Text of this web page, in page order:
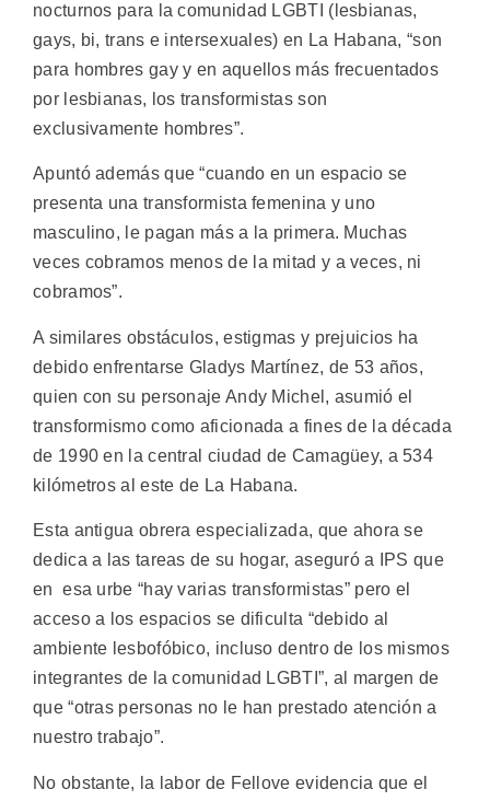
nocturnos para la comunidad LGBTI (lesbianas,
gays, bi, trans e intersexuales) en La Habana, “son
para hombres gay y en aquellos más frecuentados
por lesbianas, los transformistas son
exclusivamente hombres”.
Apuntó además que “cuando en un espacio se
presenta una transformista femenina y uno
masculino, le pagan más a la primera. Muchas
veces cobramos menos de la mitad y a veces, ni
cobramos”.
A similares obstáculos, estigmas y prejuicios ha
debido enfrentarse Gladys Martínez, de 53 años,
quien con su personaje Andy Michel, asumió el
transformismo como aficionada a fines de la década
de 1990 en la central ciudad de Camagüey, a 534
kilómetros al este de La Habana.
Esta antigua obrera especializada, que ahora se
dedica a las tareas de su hogar, aseguró a IPS que
en esa urbe “hay varias transformistas” pero el
acceso a los espacios se dificulta “debido al
ambiente lesbofóbico, incluso dentro de los mismos
integrantes de la comunidad LGBTI”, al margen de
que “otras personas no le han prestado atención a
nuestro trabajo”.
No obstante, la labor de Fellove evidencia que el